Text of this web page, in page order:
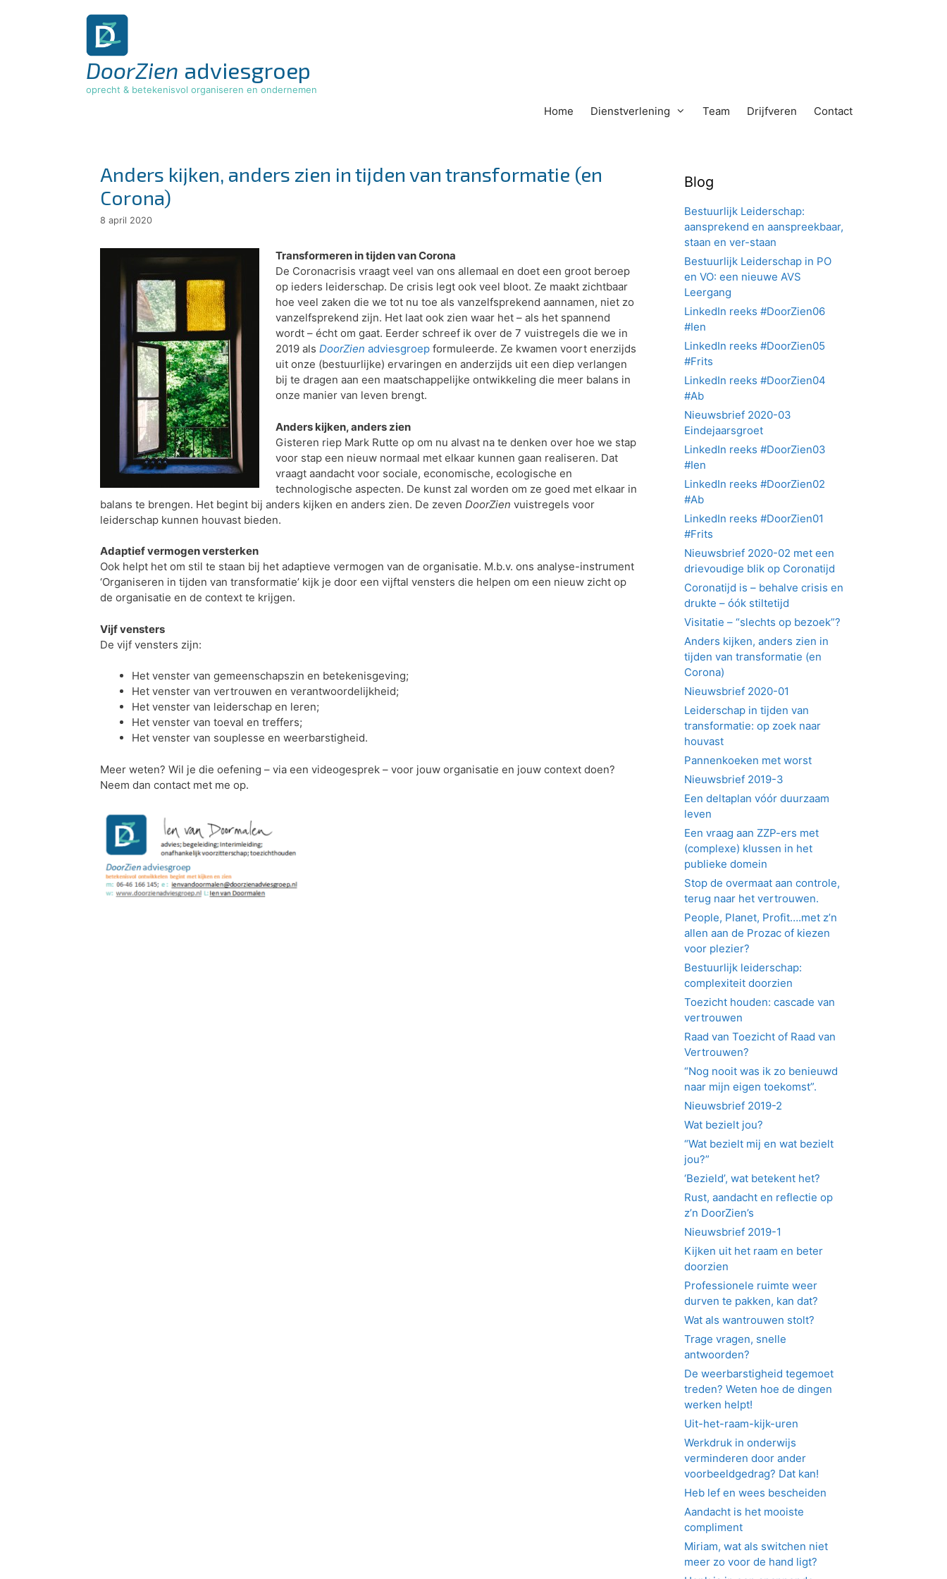
DoorZien adviesgroep
oprecht & betekenisvol organiseren en ondernemen
Home Dienstverlening Team Drijfveren Contact
Anders kijken, anders zien in tijden van transformatie (en
Corona)
8 april 2020
Transformeren in tijden van Corona
De Coronacrisis vraagt veel van ons allemaal en doet een groot beroep
op ieders leiderschap. De crisis legt ook veel bloot. Ze maakt zichtbaar
hoe veel zaken die we tot nu toe als vanzelfsprekend aannamen, niet zo
vanzelfsprekend zijn. Het laat ook zien waar het – als het spannend
wordt – écht om gaat. Eerder schreef ik over de 7 vuistregels die we in
2019 als DoorZien adviesgroepformuleerde. Ze kwamen voort enerzijds
uit onze (bestuurlijke) ervaringen en anderzijds uit een diep verlangen
bij te dragen aan een maatschappelijke ontwikkeling die meer balans in
onze manier van leven brengt.
Anders kijken, anders zien
Gisteren riep Mark Rutte op om nu alvast na te denken over hoe we stap
voor stap een nieuw normaal met elkaar kunnen gaan realiseren. Dat
vraagt aandacht voor sociale, economische, ecologische en
technologische aspecten. De kunst zal worden om ze goed met elkaar in
balans te brengen. Het begint bij anders kijken en anders zien. De zeven DoorZien vuistregels voor
leiderschap kunnen houvast bieden.
Adaptief vermogen versterken
Ook helpt het om stil te staan bij het adaptieve vermogen van de organisatie. M.b.v. ons analyse-instrument
‘Organiseren in tijden van transformatie’ kijk je door een vijftal vensters die helpen om een nieuw zicht op
de organisatie en de context te krijgen.
Vijf vensters
De vijf vensters zijn:
Het venster van gemeenschapszin en betekenisgeving;
Het venster van vertrouwen en verantwoordelijkheid;
Het venster van leiderschap en leren;
Het venster van toeval en treffers;
Het venster van souplesse en weerbarstigheid.
Meer weten? Wil je die oefening – via een videogesprek – voor jouw organisatie en jouw context doen?
Neem dan contact met me op.
Blog
Bestuurlijk Leiderschap:
aansprekend en aanspreekbaar,
staan en ver-staan
Bestuurlijk Leiderschap in PO
en VO: een nieuwe AVS
Leergang
LinkedIn reeks #DoorZien06
#Ien
LinkedIn reeks #DoorZien05
#Frits
LinkedIn reeks #DoorZien04
#Ab
Nieuwsbrief 2020-03
Eindejaarsgroet
LinkedIn reeks #DoorZien03
#Ien
LinkedIn reeks #DoorZien02
#Ab
LinkedIn reeks #DoorZien01
#Frits
Nieuwsbrief 2020-02 met een
drievoudige blik op Coronatijd
Coronatijd is – behalve crisis en
drukte – óók stiltetijd
Visitatie – “slechts op bezoek”?
Anders kijken, anders zien in
tijden van transformatie (en
Corona)
Nieuwsbrief 2020-01
Leiderschap in tijden van
transformatie: op zoek naar
houvast
Pannenkoeken met worst
Nieuwsbrief 2019-3
Een deltaplan vóór duurzaam
leven
Een vraag aan ZZP-ers met
(complexe) klussen in het
publieke domein
Stop de overmaat aan controle,
terug naar het vertrouwen.
People, Planet, Profit….met z’n
allen aan de Prozac of kiezen
voor plezier?
Bestuurlijk leiderschap:
complexiteit doorzien
Toezicht houden: cascade van
vertrouwen
Raad van Toezicht of Raad van
Vertrouwen?
“Nog nooit was ik zo benieuwd
naar mijn eigen toekomst”.
Nieuwsbrief 2019-2
Wat bezielt jou?
“Wat bezielt mij en wat bezielt
jou?”
‘Bezield’, wat betekent het?
Rust, aandacht en reflectie op
z’n DoorZien’s
Nieuwsbrief 2019-1
Kijken uit het raam en beter
doorzien
Professionele ruimte weer
durven te pakken, kan dat?
Wat als wantrouwen stolt?
Trage vragen, snelle
antwoorden?
De weerbarstigheid tegemoet
treden? Weten hoe de dingen
werken helpt!
Uit-het-raam-kijk-uren
Werkdruk in onderwijs
verminderen door ander
voorbeeldgedrag? Dat kan!
Heb lef en wees bescheiden
Aandacht is het mooiste
compliment
Miriam, wat als switchen niet
meer zo voor de hand ligt?